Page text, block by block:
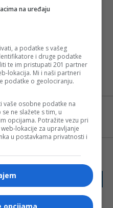
brojne njegove radove, ali
njegovog prijatelja i
američkih dizajnera”,
aplikacije za
KULTURA
MSURS
PRIJAVI GREŠKU
na uređaju
a podatke s vašeg
i druge podatke
te im pristupati 201 partner
lokacija. Mi i naši partneri
podatke o geolociranju.
vaše osobne podatke na
ne slažete s tim, u
opcijama. Potražite vezu pri
lokacije za upravljanje
u postavkama privatnosti i